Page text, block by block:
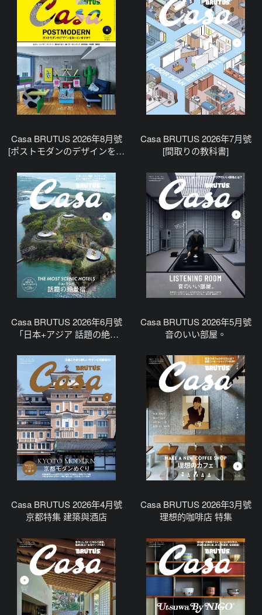
Casa BRUTUS 2026年8月號
[ポストモダンのデザインを知
Casa BRUTUS 2026年7月號
[間取りの教科書]
Casa BRUTUS 2026年6月號
「日本+アジア 話題の絶景
Casa BRUTUS 2026年5月號
音のいい部屋。
Casa BRUTUS 2026年4月號
京都特集 建築與酒店
Casa BRUTUS 2026年3月號
理想的咖啡店 特集